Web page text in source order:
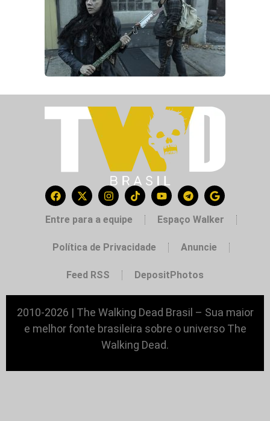
Entre para a equipe Espaço Walker
Política de Privacidade Anuncie
Feed RSS DepositPhotos
2010-2026 | The Walking Dead Brasil – Sua maior
e melhor fonte brasileira sobre o universo The
Walking Dead.